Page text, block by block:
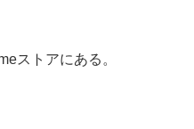
ストアにある。